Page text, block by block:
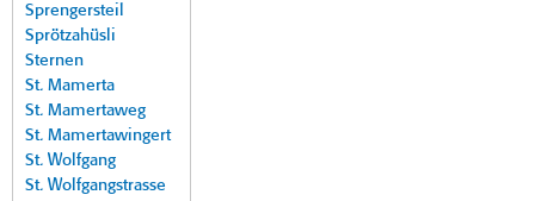
Sprengersteil
Sprötzahüsli
Sternen
St. Mamerta
St. Mamertaweg
St. Mamertawingert
St. Wolfgang
St. Wolfgangstrasse